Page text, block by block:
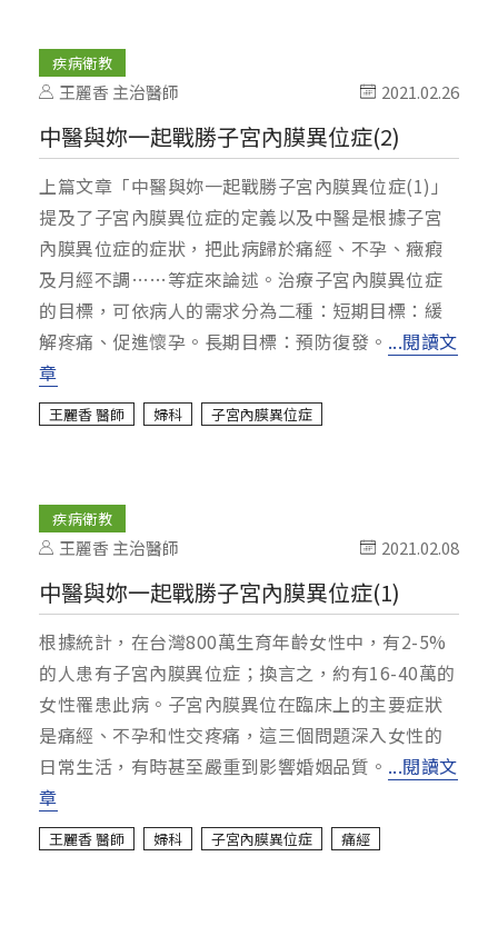
疾病衛教
王麗香 主治醫師 2021.02.26
中醫與妳一起戰勝子宮內膜異位症(2)
上篇文章「中醫與妳一起戰勝子宮內膜異位症(1)」
提及了子宮內膜異位症的定義以及中醫是根據子宮
內膜異位症的症狀，把此病歸於痛經、不孕、癥瘕
及月經不調……等症來論述。治療子宮內膜異位症
的目標，可依病人的需求分為二種：短期目標：緩
解疼痛、促進懷孕。長期目標：預防復發。 ...閱讀文
章
王麗香 醫師 婦科 子宮內膜異位症
疾病衛教
王麗香 主治醫師 2021.02.08
中醫與妳一起戰勝子宮內膜異位症(1)
根據統計，在台灣800萬生育年齡女性中，有2-5%
的人患有子宮內膜異位症；換言之，約有16-40萬的
女性罹患此病。子宮內膜異位在臨床上的主要症狀
是痛經、不孕和性交疼痛，這三個問題深入女性的
日常生活，有時甚至嚴重到影響婚姻品質。 ...閱讀文
章
王麗香 醫師 婦科 子宮內膜異位症 痛經